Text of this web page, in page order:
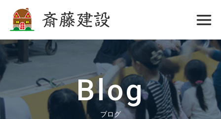
斎藤建設
Blog
ブログ